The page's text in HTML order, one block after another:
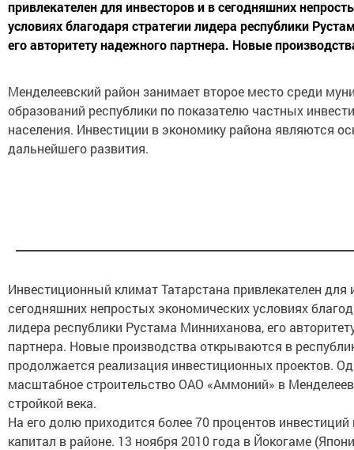
привлекателен для инвесторов и в сегодняшних
условиях благодаря стратегии лидера республики
его авторитету надежного партнера. Новые
Менделеевский район занимает второе место среди
образований республики по показателю частных
населения. Инвестиции в экономику района являются
дальнейшего развития.
Инвестиционный климат Татарстана привлекателен для
сегодняшних непростых экономических условиях
лидера республики Рустама Минниханова, его
партнера. Новые производства открываются в
продолжается реализация инвестиционных проектов.
масштабное строительство ОАО «Аммоний» в
стройкой века.
На его долю приходится более 70 процентов инвестиций
капитал в районе. 13 ноября 2010 года в Йокогаме